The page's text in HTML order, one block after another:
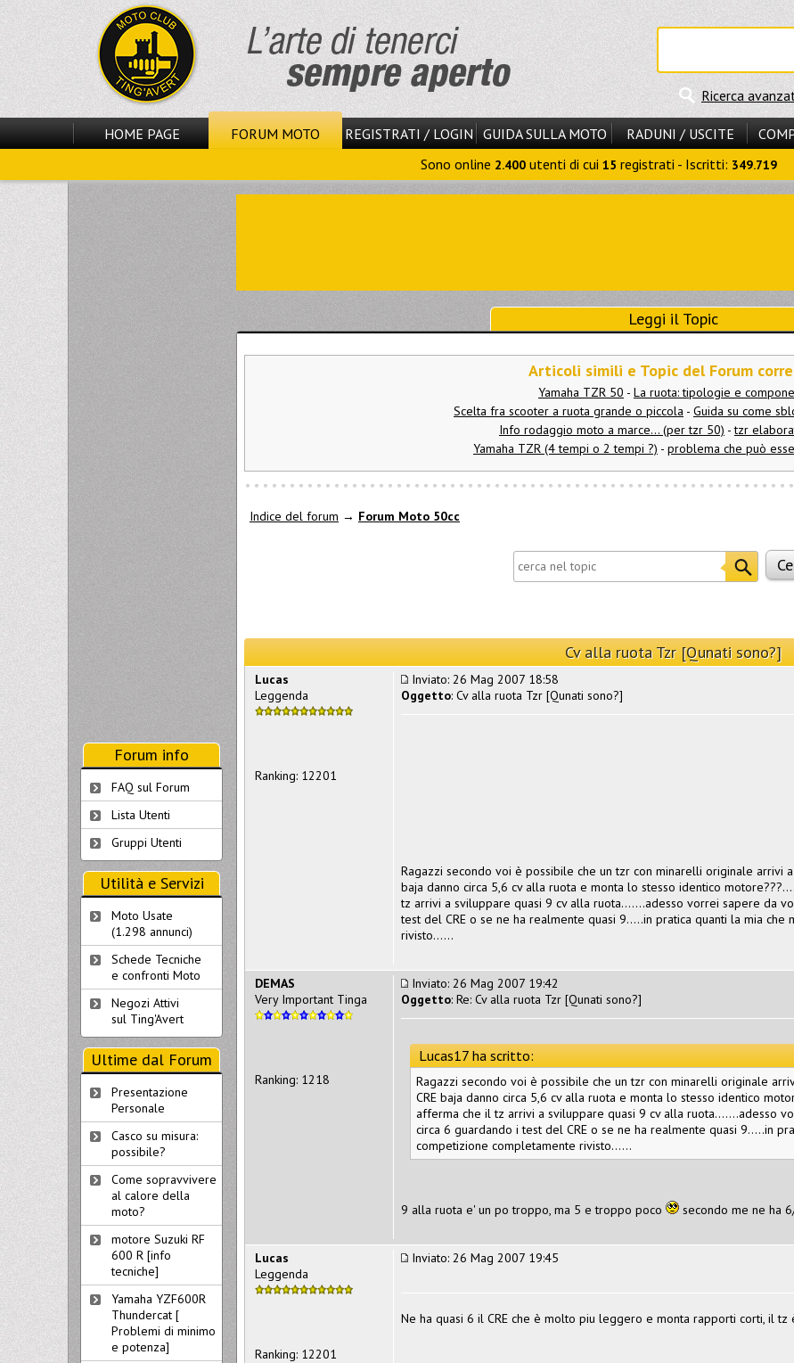
Ricerca
HOME PAGE FORUM MOTO REGISTRATI / LOGIN GUIDA SULLA MOTO RADUNI / USCITE
Sono online 2.400 utenti di cui 15 registrati - Iscritti: 349.719
Leggi il Topic
Articoli simili e Topic del Forum
Yamaha TZR 50 - La ruota: tipologie e
Scelta fra scooter a ruota grande o piccola - Guida su come
Info rodaggio moto a marce... (per tzr 50) -tzr
Yamaha TZR (4 tempi o 2 tempi ?) - problema che può
Indice del forum → Forum Moto 50cc
Cv alla ruota Tzr [Qunati sono?]
Inviato: 26 Mag 2007 18:58
Oggetto: Cv alla ruota Tzr [Qunati sono?]
Ragazzi secondo voi è possibile che un tzr con minarelli originale arrivi
baja danno circa 5,6 cv alla ruota e monta lo stesso identico
tz arrivi a sviluppare quasi 9 cv alla ruota.......adesso vorrei sapere da
test del CRE o se ne ha realmente quasi 9.....in pratica quanti la mia
rivisto......
Lucas
Leggenda
Ranking: 12201
Inviato: 26 Mag 2007 19:42
Oggetto: Re: Cv alla ruota Tzr [Qunati sono?]
Lucas17 ha scritto:
Ragazzi secondo voi è possibile che un tzr con minarelli originale
CRE baja danno circa 5,6 cv alla ruota e monta lo stesso identico
afferma che il tz arrivi a sviluppare quasi 9 cv alla ruota.......adesso
circa 6 guardando i test del CRE o se ne ha realmente quasi 9.....in
competizione completamente rivisto......
9 alla ruota e' un po troppo, ma 5 e troppo poco secondo me ne ha
DEMAS
Very Important Tinga
Ranking: 1218
Inviato: 26 Mag 2007 19:45
Ne ha quasi 6 il CRE che è molto piu leggero e monta rapporti corti, il
Lucas
Leggenda
Ranking: 12201
Forum info
FAQ sul Forum
Lista Utenti
Gruppi Utenti
Utilità e Servizi
Moto Usate
(1.298 annunci)
Schede Tecniche
e confronti Moto
Negozi Attivi
sul Ting'Avert
Ultime dal Forum
Presentazione
Personale
Casco su misura:
possibile?
Come sopravvivere
al calore della
moto?
motore Suzuki RF
600 R [info
tecniche]
Yamaha YZF600R
Thundercat [
Problemi di minimo
e potenza]